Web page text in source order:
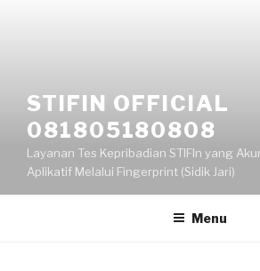
STIFIN OFFICIAL
081805180808
Layanan Tes Kepribadian STIFIn yang
Aplikatif Melalui Fingerprint (Sidik Jari)
Menu